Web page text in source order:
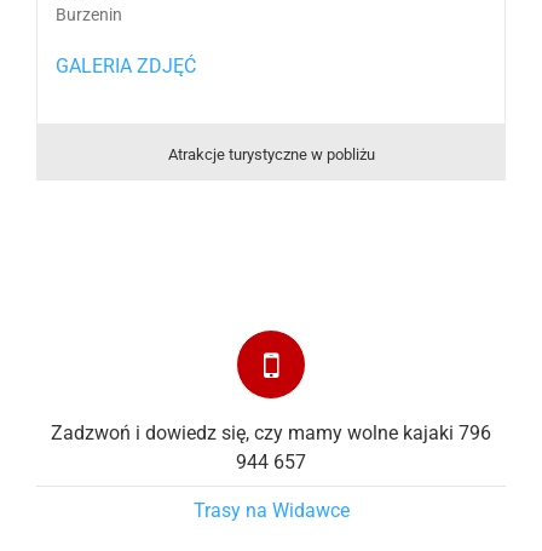
Burzenin
GALERIA ZDJĘĆ
Atrakcje turystyczne w pobliżu
Zadzwoń i dowiedz się, czy mamy wolne kajaki 796
944 657
Trasy na Widawce